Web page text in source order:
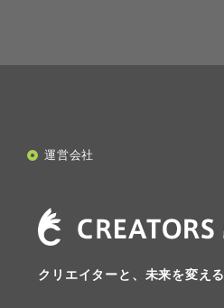
運営会社
クリエイターと、未来を変える